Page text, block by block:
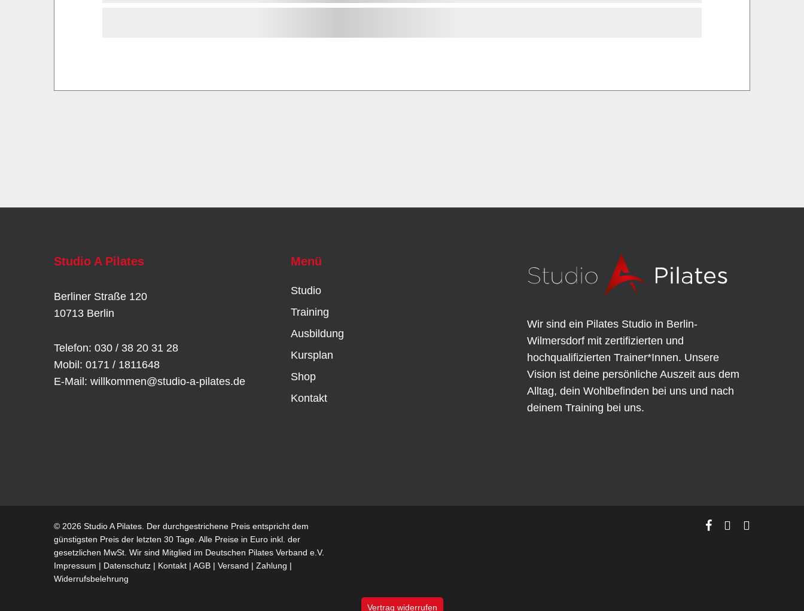
Studio A Pilates
Berliner Straße 120
10713 Berlin
Telefon: 030 / 38 20 31 28
Mobil: 0171 / 1811648
E-Mail: willkommen@studio-a-pilates.de
Menü
Studio
Training
Ausbildung
Kursplan
Shop
Kontakt
Wir sind ein Pilates Studio in Berlin-
Wilmersdorf mit zertifizierten und
hochqualifizierten Trainer*Innen. Unsere
Vision ist deine persönliche Auszeit aus dem
Alltag, dein Wohlbefinden bei uns und nach
deinem Training bei uns.
© 2026 Studio A Pilates. Der durchgestrichene Preis entspricht dem
günstigsten Preis der letzten 30 Tage. Alle Preise in Euro inkl. der
gesetzlichen MwSt. Wir sind Mitglied im Deutschen Pilates Verband e.V.
Impressum | Datenschutz | Kontakt | AGB | Versand | Zahlung |
Widerrufsbelehrung
facebookphoneemail
Vertrag widerrufen